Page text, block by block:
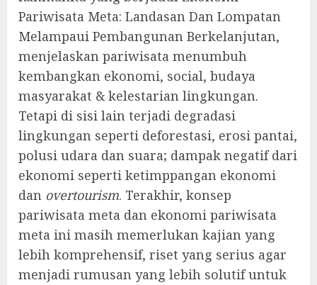
Pariwisata Meta: Landasan Dan Lompatan
Melampaui Pembangunan Berkelanjutan,
menjelaskan pariwisata menumbuh
kembangkan ekonomi, social, budaya
masyarakat & kelestarian lingkungan.
Tetapi di sisi lain terjadi degradasi
lingkungan seperti deforestasi, erosi pantai,
polusi udara dan suara; dampak negatif dari
ekonomi seperti ketimppangan ekonomi
dan overtourism. Terakhir, konsep
pariwisata meta dan ekonomi pariwisata
meta ini masih memerlukan kajian yang
lebih komprehensif, riset yang serius agar
menjadi rumusan yang lebih solutif untuk